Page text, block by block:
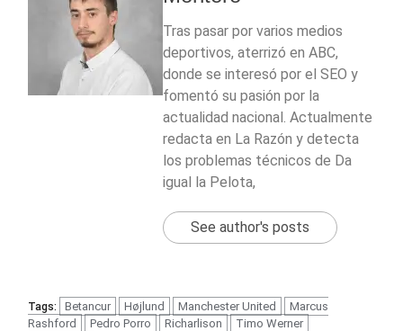
Tras pasar por varios medios
deportivos, aterrizó en ABC,
donde se interesó por el SEO y
fomentó su pasión por la
actualidad nacional. Actualmente
redacta en La Razón y detecta
los problemas técnicos de Da
igual la Pelota,
See author's posts
Tags: Betancur Højlund Manchester United
Marcus
Rashford
Pedro Porro Richarlison
Timo Werner